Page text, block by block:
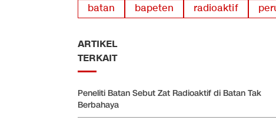
batan bapeten radioaktif
ARTIKEL
TERKAIT
Peneliti Batan Sebut Zat Radioaktif di Batan Tak
Berbahaya